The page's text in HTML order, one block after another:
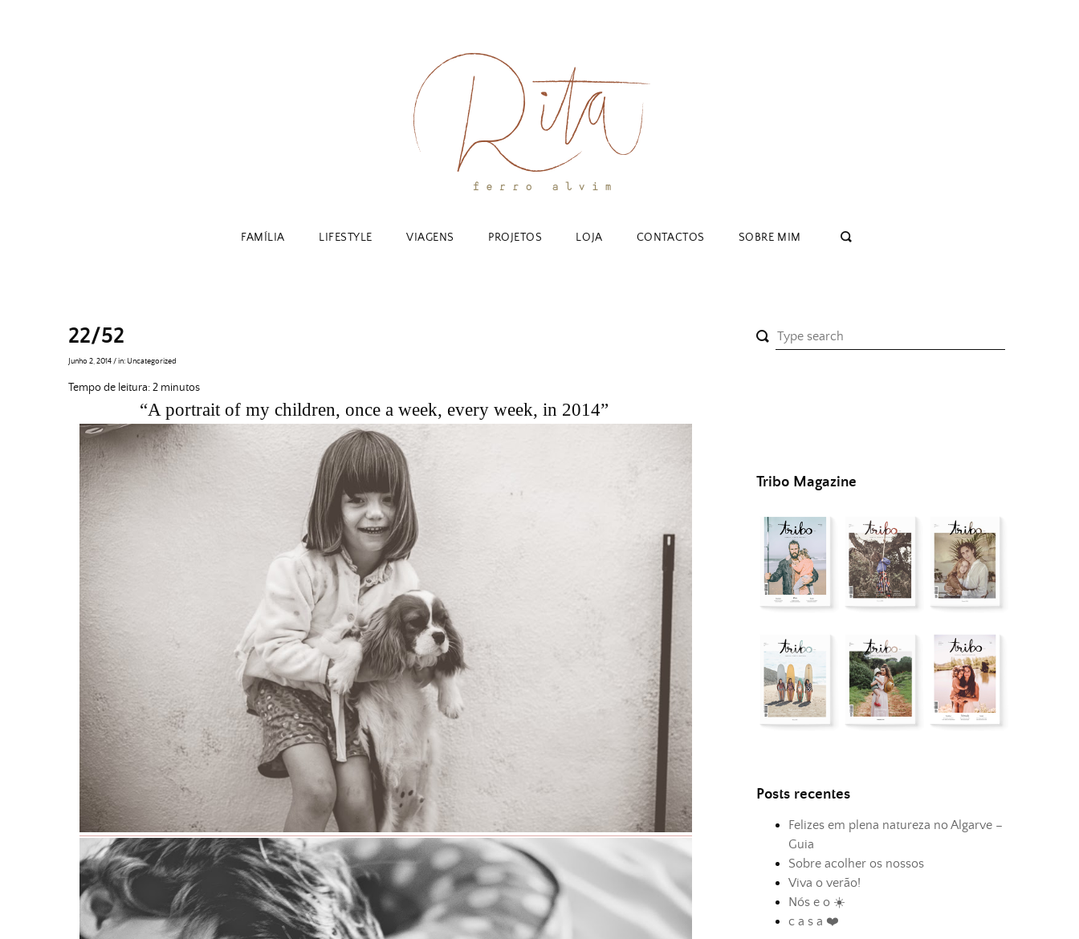
FAMÍLIA LIFESTYLE VIAGENS PROJETOS LOJA CONTACTOS SOBRE MIM
22/52
Junho 2, 2014/in: Uncategorized
Tempo de leitura:2 minutos
“A portrait of my children, once a week, every week, in 2014”
Tribo Magazine
Posts recentes
Felizes em plena natureza no Algarve –
Guia
Sobre acolher os nossos
Viva o verão!
Nós e o ☀️
c a s a ❤️